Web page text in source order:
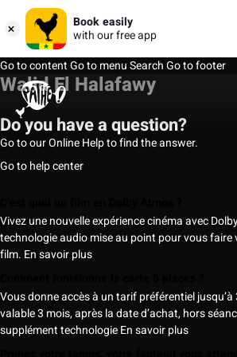
Book easily
with our free app
Go to contentGo to menuSearchGo to footer
Walid El Halafawy
Do you have a question?
Go to our Online Help to find the answer.
Go to help center
Vivez une nouvelle expérience cinéma avec
technologie audio mise au point pour vous
film. En savoir plus
Vous donne accès à un tarif préférentiel
valable 3 mois, après la date d’achat, hors
supplément technologieEn savoir plus